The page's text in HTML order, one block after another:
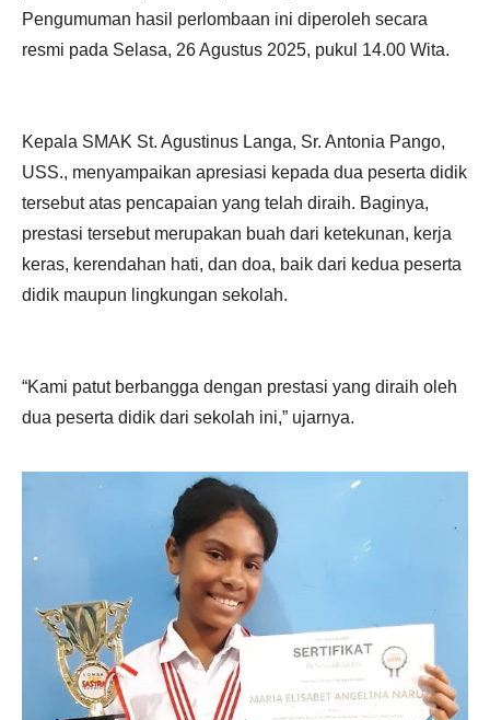
Pengumuman hasil perlombaan ini diperoleh secara
resmi pada Selasa, 26 Agustus 2025, pukul 14.00 Wita.
Kepala SMAK St. Agustinus Langa, Sr. Antonia Pango,
USS., menyampaikan apresiasi kepada dua peserta didik
tersebut atas pencapaian yang telah diraih. Baginya,
prestasi tersebut merupakan buah dari ketekunan, kerja
keras, kerendahan hati, dan doa, baik dari kedua peserta
didik maupun lingkungan sekolah.
“Kami patut berbangga dengan prestasi yang diraih oleh
dua peserta didik dari sekolah ini,” ujarnya.